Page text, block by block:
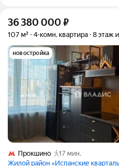
36 380 000 ₽
107 м² 4-комн. квартира 8 этаж
новостройка
Прокшино
17 мин.
Жилой район «Испанские